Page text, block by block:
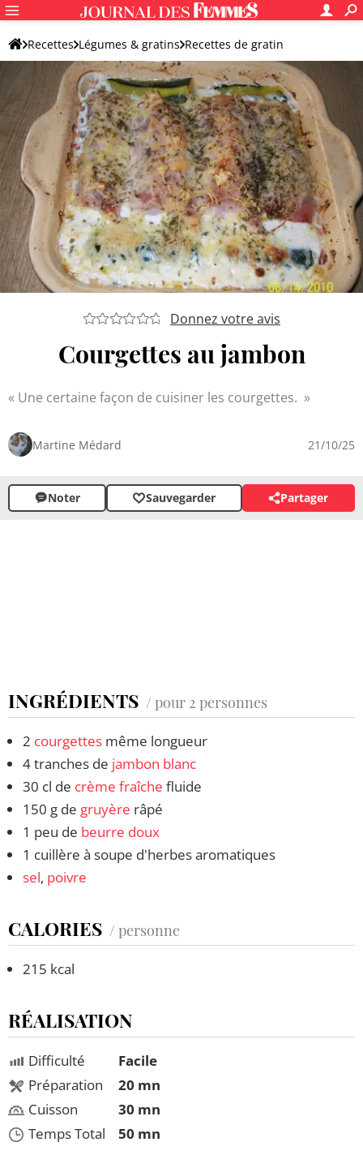
Recettes Légumes & gratins Recettes de gratin
Gratin de courgette
Donnez votre avis
Courgettes au jambon
Une certaine façon de cuisiner les courgettes.
Martine Médard 21/10/25
Noter Sauvegarder Partager
INGRÉDIENTS / pour 2 personnes
2 courgettes même longueur
4 tranches de jambon blanc
30 cl de crème fraîche fluide
150 g de gruyère râpé
1 peu de beurre doux
1 cuillère à soupe d'herbes aromatiques
sel, poivre
CALORIES / personne
215 kcal
RÉALISATION
Difficulté
Préparation
Cuisson
Temps Total
Facile
20 mn
30 mn
50 mn